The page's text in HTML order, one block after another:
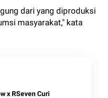
dari yang diproduksi
masyarakat," kata
x RSeven Curi